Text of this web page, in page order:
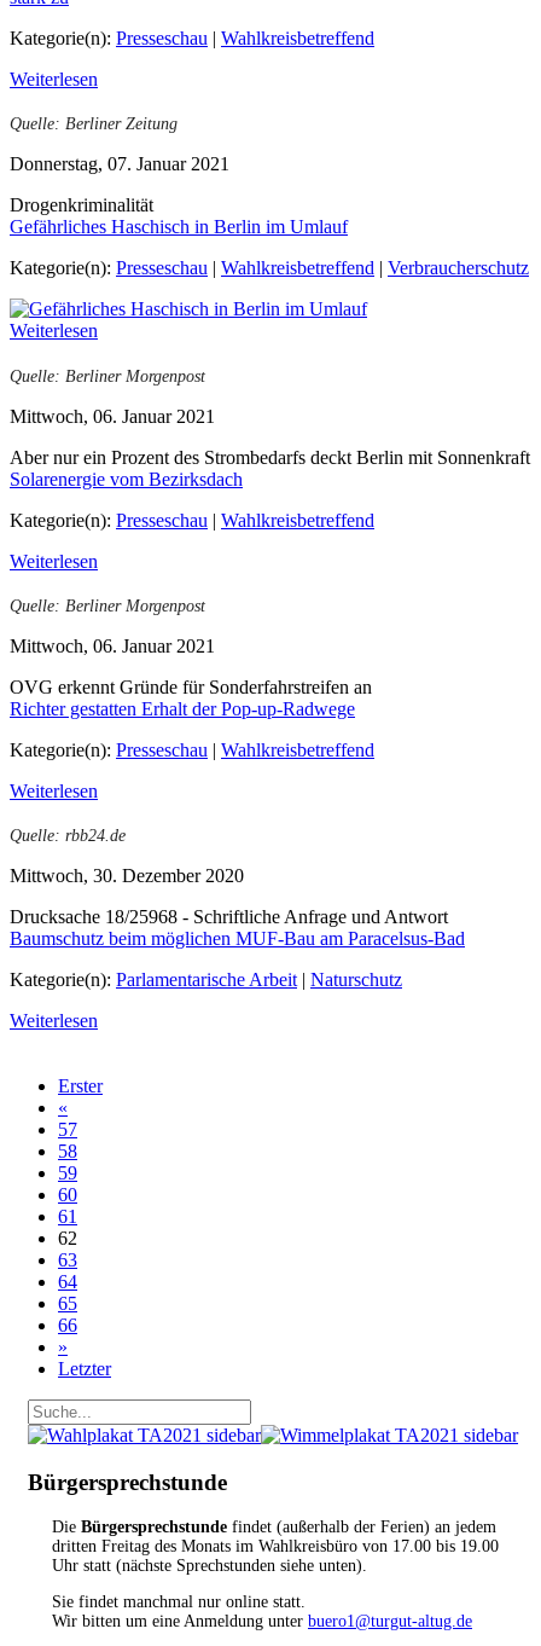
Kategorie(n): Presseschau | Wahlkreisbetreffend
Weiterlesen
Quelle: Berliner Zeitung
Donnerstag, 07. Januar 2021
Drogenkriminalität
Gefährliches Haschisch in Berlin im Umlauf
Kategorie(n): Presseschau | Wahlkreisbetreffend | Verbraucherschutz
Weiterlesen
Quelle: Berliner Morgenpost
Mittwoch, 06. Januar 2021
Aber nur ein Prozent des Strombedarfs deckt Berlin mit Sonnenkraft
Solarenergie vom Bezirksdach
Kategorie(n): Presseschau | Wahlkreisbetreffend
Weiterlesen
Quelle: Berliner Morgenpost
Mittwoch, 06. Januar 2021
OVG erkennt Gründe für Sonderfahrstreifen an
Richter gestatten Erhalt der Pop-up-Radwege
Kategorie(n): Presseschau | Wahlkreisbetreffend
Weiterlesen
Quelle: rbb24.de
Mittwoch, 30. Dezember 2020
Drucksache 18/25968 - Schriftliche Anfrage und Antwort
Baumschutz beim möglichen MUF-Bau am Paracelsus-Bad
Kategorie(n): Parlamentarische Arbeit | Naturschutz
Weiterlesen
Erster
«
57
58
59
60
61
62
63
64
65
66
»
Letzter
Bürgersprechstunde
Die Bürgersprechstunde findet (außerhalb der Ferien) an jedem
dritten Freitag des Monats im Wahlkreisbüro von 17.00 bis 19.00
Uhr statt (nächste Sprechstunden siehe unten).
Sie findet manchmal nur online statt.
Wir bitten um eine Anmeldung unter buero1@turgut-altug.de